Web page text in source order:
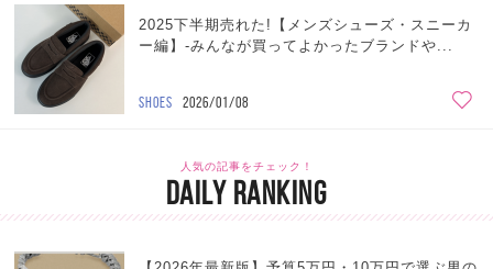
2025下半期売れた!【メンズシューズ・スニーカ
ー編】-みんなが買ってよかったブランドや...
SHOES 2026/01/08
人気の記事をチェック！
DAILY RANKING